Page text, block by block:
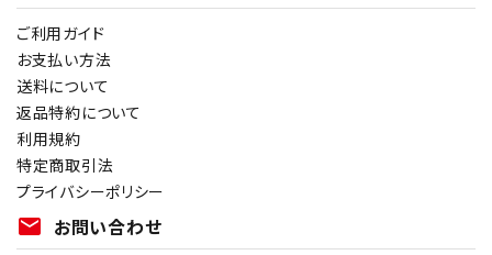
ご利用ガイド
お支払い方法
送料について
返品特約について
利用規約
特定商取引法
プライバシーポリシー
mail お問い合わせ